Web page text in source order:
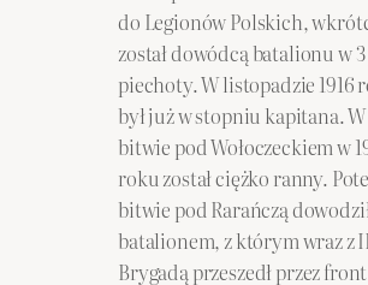
do Legionów Polskich,
został dowódcą batalionu w
piechoty. W listopadzie 1916
był już w stopniu kapitana. W
bitwie pod Wołoczeckiem w
roku został ciężko ranny.
bitwie pod Rarańczą
batalionem, z którym wraz z
Brygadą przeszedł przez